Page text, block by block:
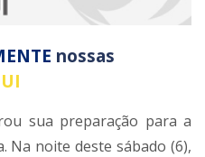
nossas
sua preparação para a
Na noite deste sábado (6),